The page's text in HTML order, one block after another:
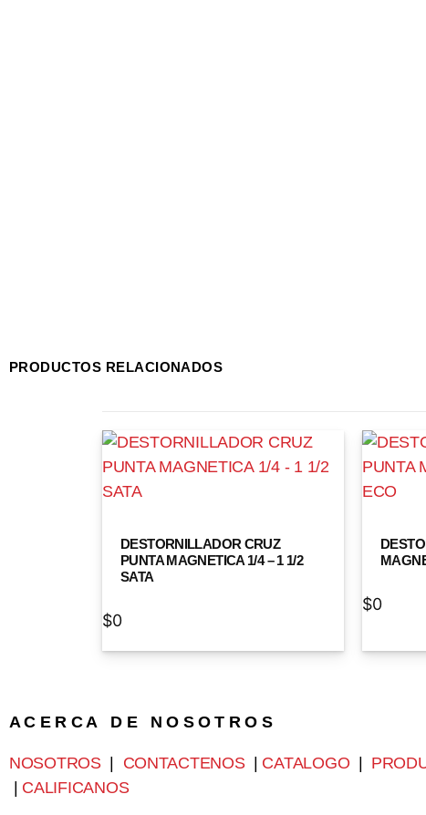
PRODUCTOS RELACIONADOS
DESTORNILLADOR CRUZ
PUNTA MAGNETICA 1/4 – 1 1/2
SATA
$0
$0
A C E R C A D E N O S O T R O S
NOSOTROS| CONTACTENOS| CATALOGO
CALIFICANOS